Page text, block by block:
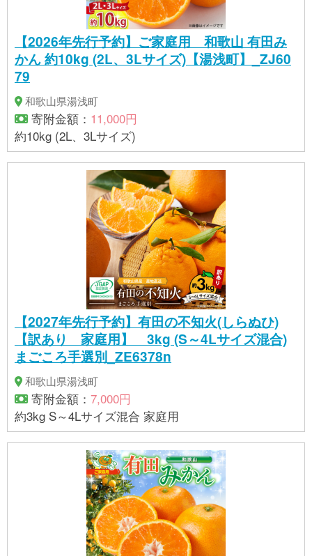
【2026年先行予約】ご家庭用 和歌山 有田み
かん 約10kg (2L、3Lサイズ)【湯浅町】_ZJ60
79
和歌山県湯浅町
寄附金額： 11,000円
約10kg (2L、3Lサイズ)
【2027年先行予約】有田の不知火(しらぬひ)
【訳あり 家庭用】 3kg (S～4Lサイズ混合)
まごころ手選別_ZE6378n
和歌山県湯浅町
寄附金額： 7,000円
約3kg S～4Lサイズ混合 家庭用